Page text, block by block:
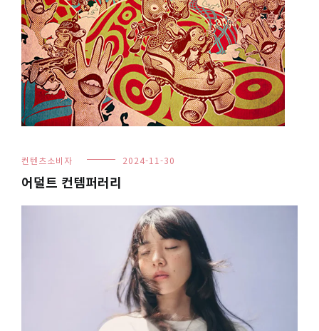
컨텐츠소비자 2024-11-30
어덜트 컨템퍼러리